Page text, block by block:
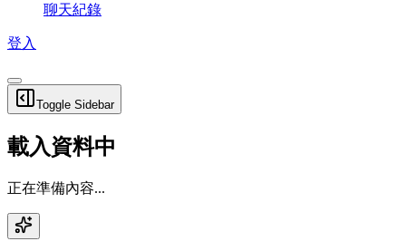
聊天紀錄
登入
Toggle Sidebar
載入資料中
正在準備內容...